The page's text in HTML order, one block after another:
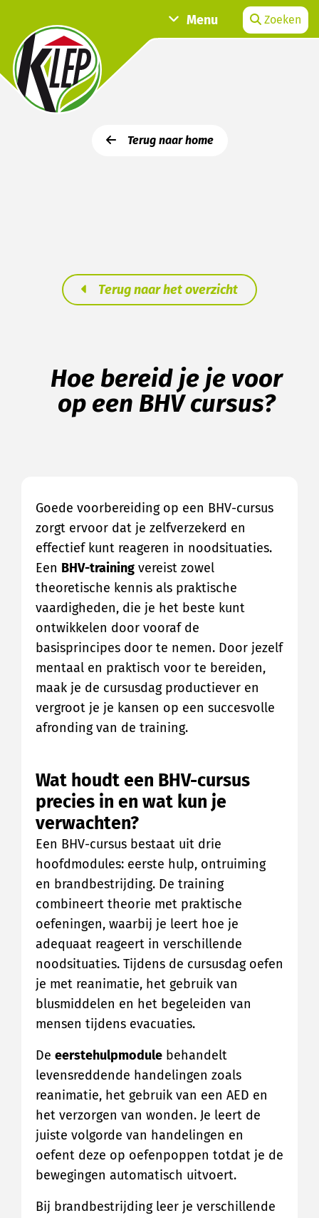
Menu Zoeken
Terug naar home
Terug naar het overzicht
Hoe bereid je je voor
op een BHV cursus?
Goede voorbereiding op een BHV-cursus
zorgt ervoor dat je zelfverzekerd en
effectief kunt reageren in noodsituaties.
Een BHV-training vereist zowel
theoretische kennis als praktische
vaardigheden, die je het beste kunt
ontwikkelen door vooraf de
basisprincipes door te nemen. Door jezelf
mentaal en praktisch voor te bereiden,
maak je de cursusdag productiever en
vergroot je je kansen op een succesvolle
afronding van de training.
Wat houdt een BHV-cursus
precies in en wat kun je
verwachten?
Een BHV-cursus bestaat uit drie
hoofdmodules: eerste hulp, ontruiming
en brandbestrijding. De training
combineert theorie met praktische
oefeningen, waarbij je leert hoe je
adequaat reageert in verschillende
noodsituaties. Tijdens de cursusdag oefen
je met reanimatie, het gebruik van
blusmiddelen en het begeleiden van
mensen tijdens evacuaties.
De eerstehulpmodule behandelt
levensreddende handelingen zoals
reanimatie, het gebruik van een AED en
het verzorgen van wonden. Je leert de
juiste volgorde van handelingen en
oefent deze op oefenpoppen totdat je de
bewegingen automatisch uitvoert.
Bij brandbestrijding leer je verschillende